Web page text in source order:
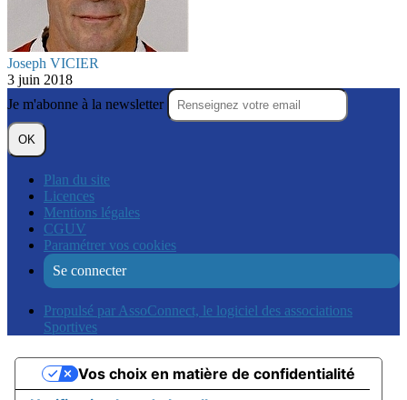
Joseph VICIER
3 juin 2018
Je m'abonne à la newsletter
OK
Plan du site
Licences
Mentions légales
CGUV
Paramétrer vos cookies
Se connecter
Propulsé par AssoConnect, le logiciel des associations
Sportives
Vos choix en matière de confidentialité